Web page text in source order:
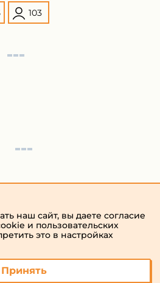
103
наш сайт, вы даете согласие
и пользовательских
это в настройках
Принять